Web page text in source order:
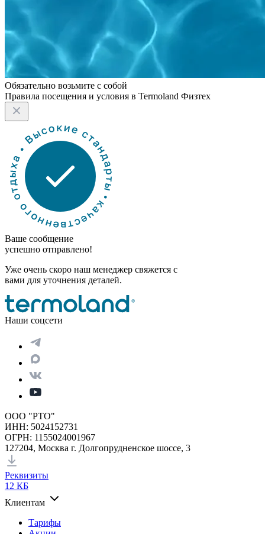
Обязательно возьмите с собой
Правила посещения и условия в Termoland Физтех
Ваше сообщение
успешно отправлено!
Уже очень скоро наш менеджер свяжется с
вами для уточнения деталей.
Наши соцсети
ООО "РТО"
ИНН: 5024152731
ОГРН: 1155024001967
127204, Москва г. Долгопрудненское шоссе, 3
Реквизиты
12 КБ
Клиентам
Тарифы